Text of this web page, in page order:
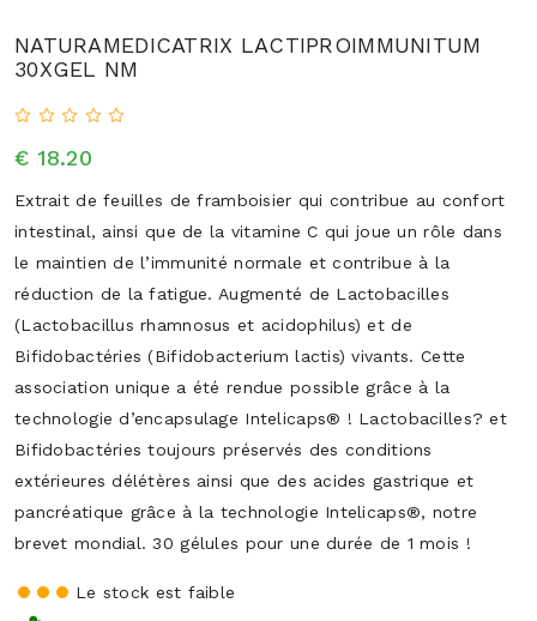
NATURAMEDICATRIX LACTIPROIMMUNITUM
30XGEL NM
€ 18.20
Extrait de feuilles de framboisier qui contribue au confort
intestinal, ainsi que de la vitamine C qui joue un rôle dans
le maintien de l’immunité normale et contribue à la
réduction de la fatigue. Augmenté de Lactobacilles
(Lactobacillus rhamnosus et acidophilus) et de
Bifidobactéries (Bifidobacterium lactis) vivants. Cette
association unique a été rendue possible grâce à la
technologie d’encapsulage Intelicaps® ! Lactobacilles? et
Bifidobactéries toujours préservés des conditions
extérieures délétères ainsi que des acides gastrique et
pancréatique grâce à la technologie Intelicaps®, notre
brevet mondial. 30 gélules pour une durée de 1 mois !
Le stock est faible